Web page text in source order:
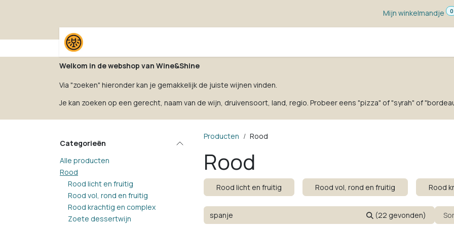
Mijn winkelmandje
0
Welkom in de webshop van Wine&Shine
Via "zoeken" hieronder kan je gemakkelijk de juiste wijnen vinden.
Je kan zoeken op een gerecht, naam van de wijn, druivensoort, land, regio. Probeer eens "pizza" of "syrah" of
Categorieën
Alle producten
Rood
Rood licht en fruitig
Rood vol, rond en fruitig
Rood krachtig en complex
Zoete dessertwijn
Producten Rood
Rood
Rood licht en fruitig Rood vol, rond en fruitig Rood
(22 gevonden)